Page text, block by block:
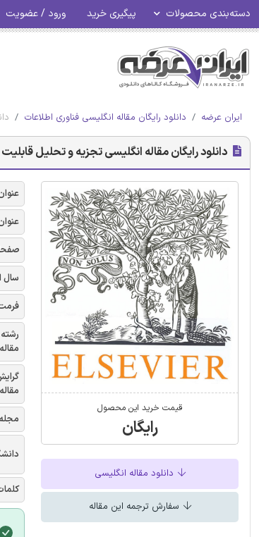
دسته‌بندی محصولات پیگیری خرید ورود / عضویت
ایران عرضه دانلود رایگان مقاله انگلیسی فناوری اطلاعات
دانلود رایگان مقاله انگلیسی تجزیه و تحلیل
قیمت خرید این محصول
رایگان
دانلود مقاله انگلیسی
سفارش ترجمه این مقاله
سال
مقاله
مقاله
مجله